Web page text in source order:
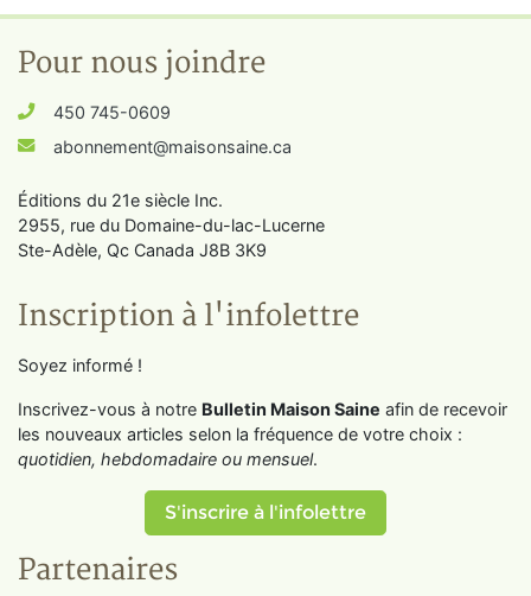
Pour nous joindre
450 745-0609
abonnement@maisonsaine.ca
Éditions du 21e siècle Inc.
2955, rue du Domaine-du-lac-Lucerne
Ste-Adèle, Qc Canada J8B 3K9
Inscription à l'infolettre
Soyez informé !
Inscrivez-vous à notre Bulletin Maison Saine afin de recevoir
les nouveaux articles selon la fréquence de votre choix :
quotidien, hebdomadaire ou mensuel.
S'inscrire à l'infolettre
Partenaires